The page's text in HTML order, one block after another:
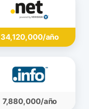
34,120,000/año
7,880,000/año